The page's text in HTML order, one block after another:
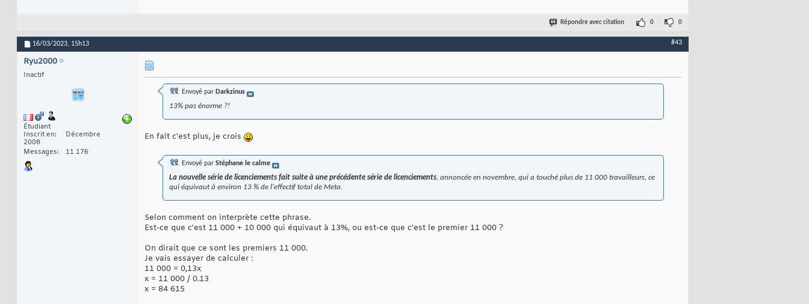
Répondre avec citation 0 0
16/03/2023, 15h13 #43
Ryu2000
Inactif
Étudiant
Inscrit en
Décembre
2008
Messages
11 176
Envoyé par Darkzinus
13% pas énorme ?!
En fait c'est plus, je crois
Envoyé par Stéphane le calme
La nouvelle série de licenciements fait suite à une précédente série de licenciements, annoncée en novembre, qui a touché plus de 11 000 travailleurs, ce
qui équivaut à environ 13 % de l'effectif total de Meta.
Selon comment on interprète cette phrase.
Est-ce que c'est 11 000 + 10 000 qui équivaut à 13%, ou est-ce que c'est le premier 11 000 ?
On dirait que ce sont les premiers 11 000.
Je vais essayer de calculer :
11 000 = 0,13x
x = 11 000 / 0.13
x = 84 615